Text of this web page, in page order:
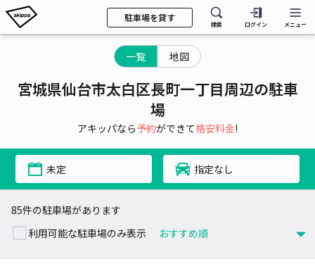
駐車場を貸す
検索 ログイン メニュー
一覧 地図
宮城県仙台市太白区長町一丁目周辺の駐車
場
アキッパなら予約ができて格安料金!
未定 指定なし
85件の駐車場があります
利用可能な駐車場のみ表示